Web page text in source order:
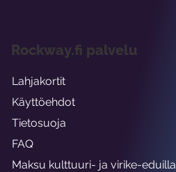
Rockway.fi palvelu
Lahjakortit
Käyttöehdot
Tietosuoja
FAQ
Maksu kulttuuri- ja virike-eduilla